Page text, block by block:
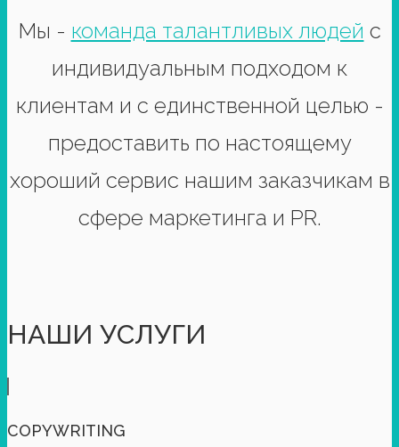
Мы - команда талантливых людей с
индивидуальным подходом к
клиентам и с единственной целью -
предоставить по настоящему
хороший сервис нашим заказчикам в
сфере маркетинга и PR.
НАШИ УСЛУГИ
COPYWRITING